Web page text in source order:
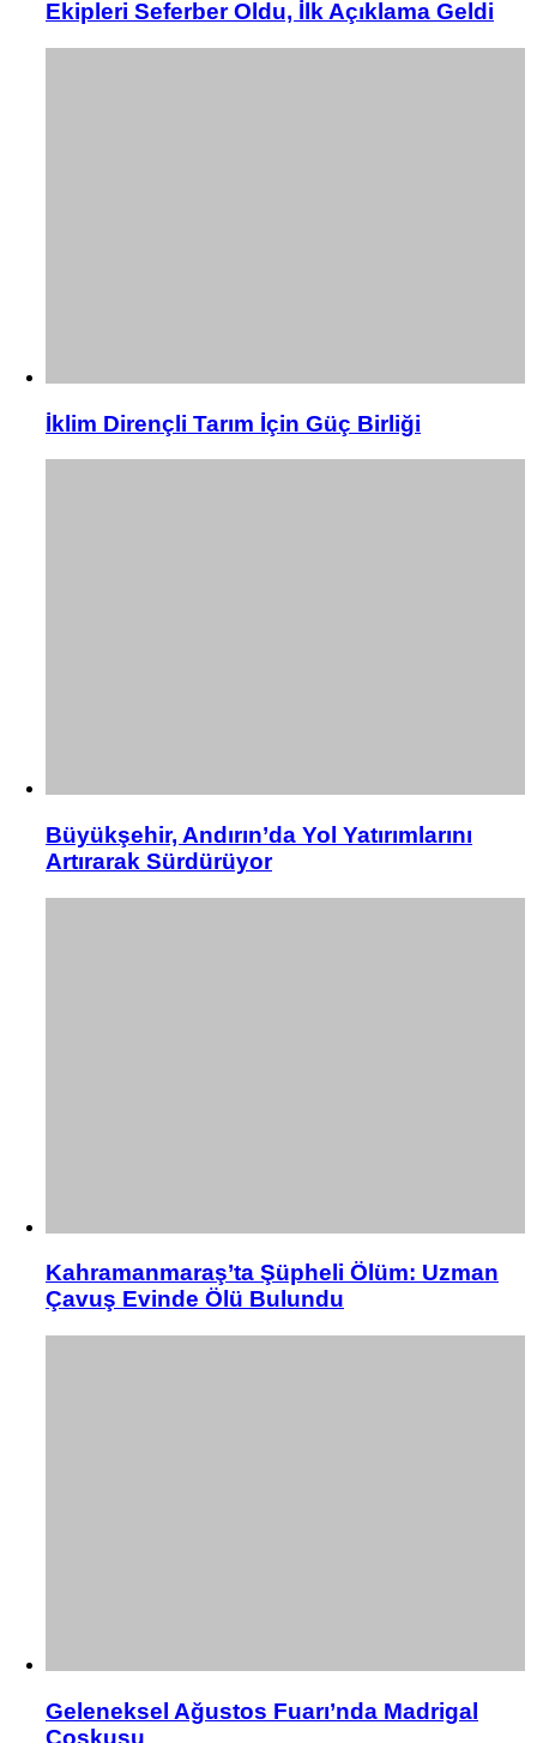
Ekipleri Seferber Oldu, İlk Açıklama Geldi
İklim Dirençli Tarım İçin Güç Birliği
Büyükşehir, Andırın’da Yol Yatırımlarını
Artırarak Sürdürüyor
Kahramanmaraş’ta Şüpheli Ölüm: Uzman
Çavuş Evinde Ölü Bulundu
Geleneksel Ağustos Fuarı’nda Madrigal
Coşkusu